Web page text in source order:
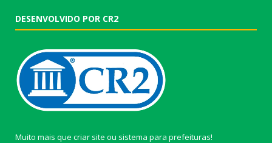
DESENVOLVIDO POR CR2
Muito mais que criar site ou sistema para prefeituras!